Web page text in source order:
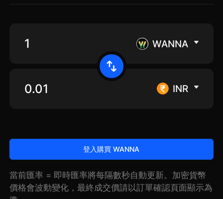
WANNA
INR
登入購買 WANNA
當前匯率 = 即時匯率將每隔數秒自動更新。加密貨幣
價格會波動變化，最終成交價請以訂單確認頁面顯示為